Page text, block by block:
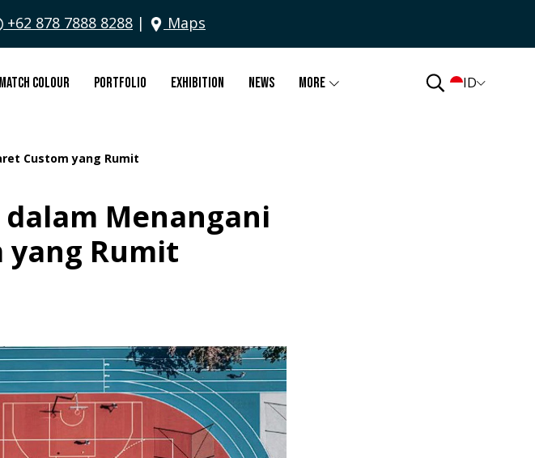
+62 878 7888 8288 | Maps
Colour Portfolio Exhibition News More ID
Custom yang Rumit
Menangani
yang Rumit